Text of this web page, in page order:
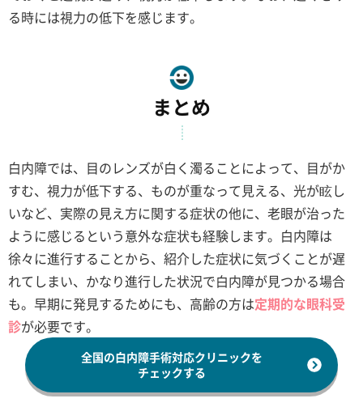
る時には視力の低下を感じます。
まとめ
白内障では、目のレンズが白く濁ることによって、目がか
すむ、視力が低下する、ものが重なって見える、光が眩し
いなど、実際の見え方に関する症状の他に、老眼が治った
ように感じるという意外な症状も経験します。白内障は
徐々に進行することから、紹介した症状に気づくことが遅
れてしまい、かなり進行した状況で白内障が見つかる場合
も。早期に発見するためにも、高齢の方は定期的な眼科受
診が必要です。
全国の白内障手術対応クリニックを
チェックする